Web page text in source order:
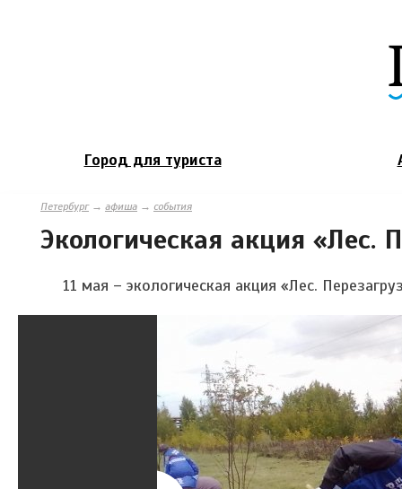
Город для туриста
Петербург→ афиша → события
Экологическая акция «Лес.
11 мая – экологическая акция «Лес.